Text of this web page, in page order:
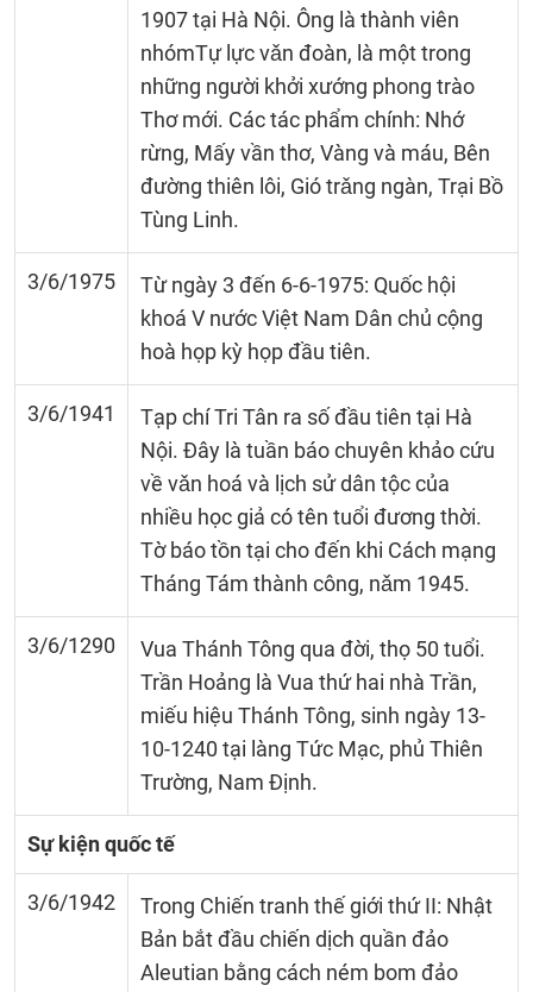
1907 tại Hà Nội. Ông là thành viên
nhómTự lực vǎn đoàn, là một trong
những người khởi xướng phong trào
Thơ mới. Các tác phẩm chính: Nhớ
rừng, Mấy vần thơ, Vàng và máu, Bên
đường thiên lôi, Gió trǎng ngàn, Trại Bồ
Tùng Linh.
3/6/1975
Từ ngày 3 đến 6-6-1975: Quốc hội
khoá V nước Việt Nam Dân chủ cộng
hoà họp kỳ họp đầu tiên.
3/6/1941
Tạp chí Tri Tân ra số đầu tiên tại Hà
Nội. Đây là tuần báo chuyên khảo cứu
về vǎn hoá và lịch sử dân tộc của
nhiều học giả có tên tuổi đương thời.
Tờ báo tồn tại cho đến khi Cách mạng
Tháng Tám thành công, nǎm 1945.
3/6/1290
Vua Thánh Tông qua đời, thọ 50 tuổi.
Trần Hoảng là Vua thứ hai nhà Trần,
miếu hiệu Thánh Tông, sinh ngày 13-
10-1240 tại làng Tức Mạc, phủ Thiên
Trường, Nam Định.
Sự kiện quốc tế
3/6/1942
Trong Chiến tranh thế giới thứ II: Nhật
Bản bắt đầu chiến dịch quần đảo
Aleutian bằng cách ném bom đảo